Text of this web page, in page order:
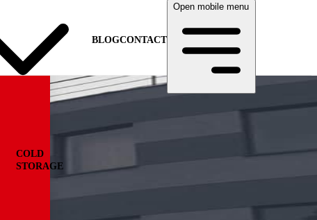
COLD
STORAGE
BLOGCONTACT
Open mobile menu